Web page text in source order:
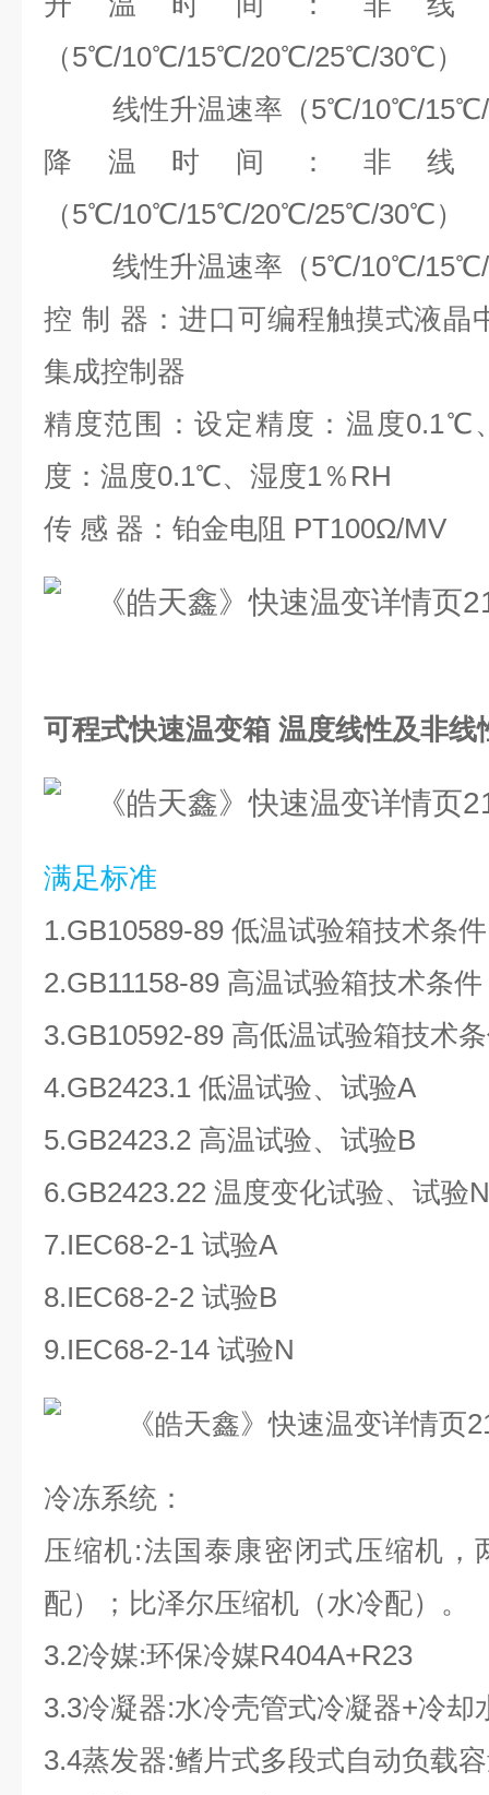
（5℃/10℃/15℃/20℃/25℃/30℃）
线性升温速率（5℃/10℃/
降温时间：非线
（5℃/10℃/15℃/20℃/25℃/30℃）
线性升温速率（5℃/10℃/
控 制 器：进口可编程触摸式液晶
集成控制器
精度范围：设定精度：温度0.1℃
度：温度0.1℃、湿度1％RH
传 感 器：铂金电阻 PT100Ω/MV
可程式快速温变箱 温度线性及非线
满足标准
1.GB10589-89 低温试验箱技术条件
2.GB11158-89 高温试验箱技术条件
3.GB10592-89 高低温试验箱技术
4.GB2423.1 低温试验、试验A
5.GB2423.2 高温试验、试验B
6.GB2423.22 温度变化试验、试验N
7.IEC68-2-1 试验A
8.IEC68-2-2 试验B
9.IEC68-2-14 试验N
冷冻系统：
压缩机:法国泰康密闭式压缩机，
配）；比泽尔压缩机（水冷配）。
3.2冷媒:环保冷媒R404A+R23
3.3冷凝器:水冷壳管式冷凝器+冷却
3.4蒸发器:鳍片式多段式自动负载